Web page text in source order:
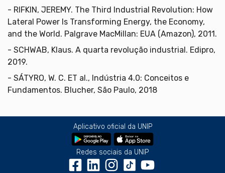
- RIFKIN, JEREMY. The Third Industrial Revolution: How
Lateral Power Is Transforming Energy, the Economy,
and the World. Palgrave MacMillan: EUA (Amazon), 2011.
- SCHWAB, Klaus. A quarta revolução industrial. Edipro,
2019.
- SÁTYRO, W. C. ET al., Indústria 4.0: Conceitos e
Fundamentos. Blucher, São Paulo, 2018
Aplicativo oficial da UNIP
Redes sociais da UNIP